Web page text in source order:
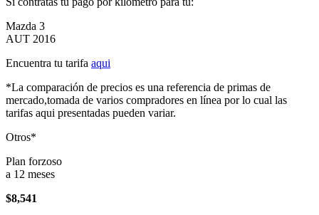
Mazda 3
AUT 2016
Encuentra tu tarifa aqui
*La comparación de precios es una referencia de primas de
mercado,tomada de varios compradores en línea por lo cual las
tarifas aqui presentadas pueden variar.
Otros*
Plan forzoso
a 12 meses
$8,541